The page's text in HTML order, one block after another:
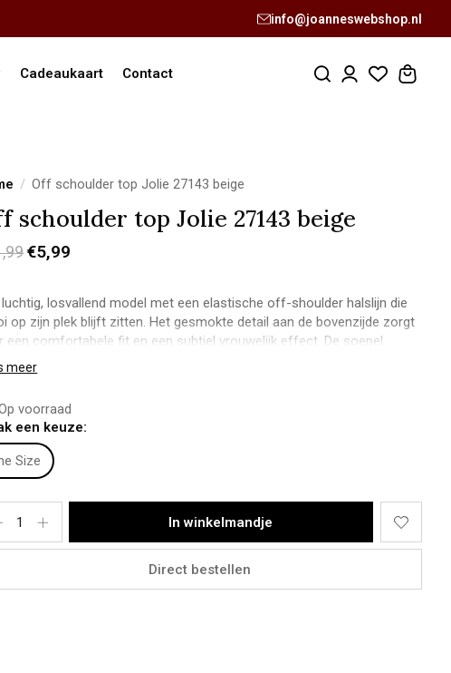
info@joanneswebshop.nl
Cadeaukaart Contact
/ Off schoulder top Jolie 27143 beige
schoulder top Jolie 27143 beige
€5,99
luchtig, losvallend model met een elastische off-shoulder halslijn die
op zijn plek blijft zitten. Het gesmokte detail aan de bovenzijde zorgt
een comfortabele fit en een subtiel vrouwelijk effect. De soepel
stof en wijde mouwen geven de top een speelse, effortless
Joanne:
1,78m
M
42
met maten S tm XL
100% Polyester.
meer
voorraad
een keuze:
Size
In winkelmandje
Direct bestellen